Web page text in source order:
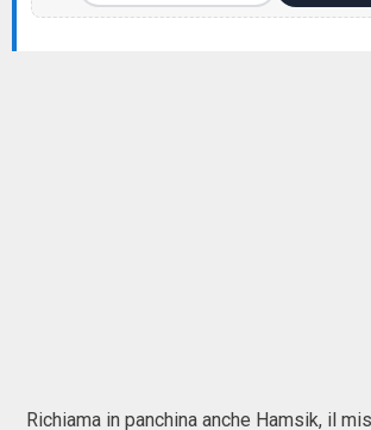
Richiama in panchina anche Hamsik, il